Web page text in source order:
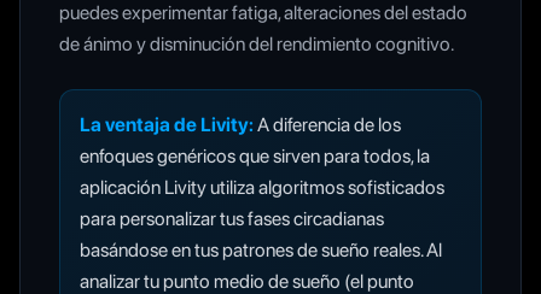
puedes experimentar fatiga, alteraciones del estado
de ánimo y disminución del rendimiento cognitivo.
La ventaja de Livity: A diferencia de los
enfoques genéricos que sirven para todos, la
aplicación Livity utiliza algoritmos sofisticados
para personalizar tus fases circadianas
basándose en tus patrones de sueño reales. Al
analizar tu punto medio de sueño (el punto